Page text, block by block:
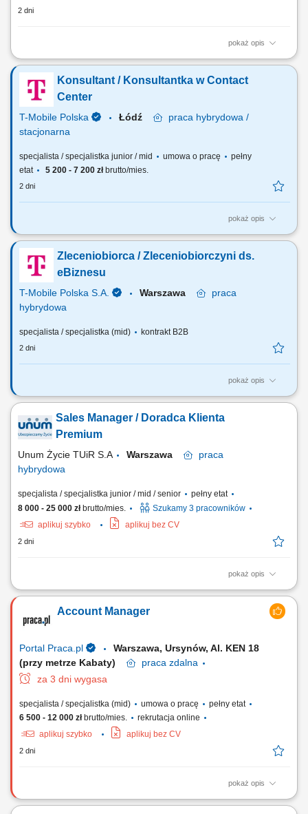
2 dni
pokaż opis
Aktywne doradzanie firmom w zakresie wyboru optymalnych rozwiązań
dla programów pracowniczych. Analizowanie specyfiki działania
organizacji klientów w celu identyfikacji ich kluczowych potrzeb.
Prowadzenie spotkań biznesowych (online oraz bezpośrednich) z
decydentami. Utrzymywanie i...
Konsultant / Konsultantka w Contact
Center
T-Mobile Polska Łódź praca hybrydowa /
stacjonarna
specjalista / specjalistka junior / mid umowa o pracę
pełny
etat
5 200 - 7 200 złbrutto/mies.
2 dni
pokaż opis
Zadania, które na Ciebie czekają: Telefoniczna obsługa klientów
(połączenia przychodzące oraz połączenia wychodzące) Udzielanie
informacji zgodnie ze standardami T-Mobile oraz aktywna sprzedaż
produktów i usług; Realizacja indywidulanych celów sprzedażowych,
jakościowych i...
Zleceniobiorca / Zleceniobiorczyni ds.
eBiznesu
T-Mobile Polska S.A. Warszawa
praca
hybrydowa
specjalista / specjalistka (mid) kontrakt B2B
2 dni
pokaż opis
ZADANIA KTÓRE NA CIEBIE CZEKAJĄ: Profesjonalna obsługa nowych
złożonych przez klienta w aplikacji mobilnej Mój T-Mobile oraz na
stronie internetowej www.t-mobile.pl; Realizacja indywidualnych celów
Sales Manager / Doradca Klienta
Premium
Unum Życie TUiR S.A Warszawa
praca
hybrydowa
specjalista / specjalistka junior / mid / senior
pełny etat
8 000 - 25 000 złbrutto/mies.
Szukamy 3 pracowników
aplikuj szybko
aplikuj bez CV
2 dni
pokaż opis
Co będziesz robić? prowadzić spotkania z klientami indywidualnymi i
finansowe; rozwijać własny portfel klientów; budować długofalowe
relacje oparte na zaufaniu; rozwijać własny biznes pod marką Unum;
Account Manager
Portal Praca.pl
Warszawa, Ursynów, Al. KEN 18
(przy metrze Kabaty)
praca zdalna
za 3 dni wygasa
specjalista / specjalistka (mid) umowa o pracę
pełny etat
6 500 - 12 000 złbrutto/mies.
rekrutacja online
aplikuj szybko
aplikuj bez CV
2 dni
pokaż opis
Zakres obowiązków: Aktywne pozyskiwanie nowych klientów B2B –